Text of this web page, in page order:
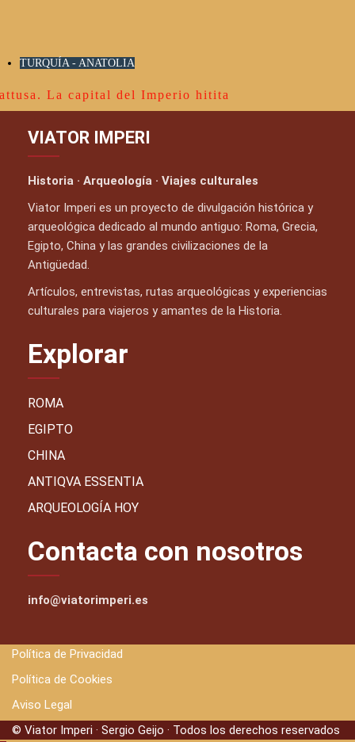
TURQUÍA - ANATOLIA
La capital del Imperio hitita
VIATOR IMPERI
Historia · Arqueología · Viajes culturales
Viator Imperi es un proyecto de divulgación histórica y
arqueológica dedicado al mundo antiguo: Roma, Grecia,
Egipto, China y las grandes civilizaciones de la
Antigüedad.
Artículos, entrevistas, rutas arqueológicas y experiencias
culturales para viajeros y amantes de la Historia.
Explorar
ROMA
EGIPTO
CHINA
ANTIQVA ESSENTIA
ARQUEOLOGÍA HOY
Contacta con nosotros
info@viatorimperi.es
Política de Privacidad
Política de Cookies
Aviso Legal
© Viator Imperi · Sergio Geijo · Todos los derechos reservados